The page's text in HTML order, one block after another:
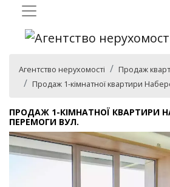
Агентство нерухомості
Продаж
Продаж 1-кімнатної квартири
ПРОДАЖ 1-КІМНАТНОЇ КВАРТИРИ
ПЕРЕМОГИ ВУЛ.